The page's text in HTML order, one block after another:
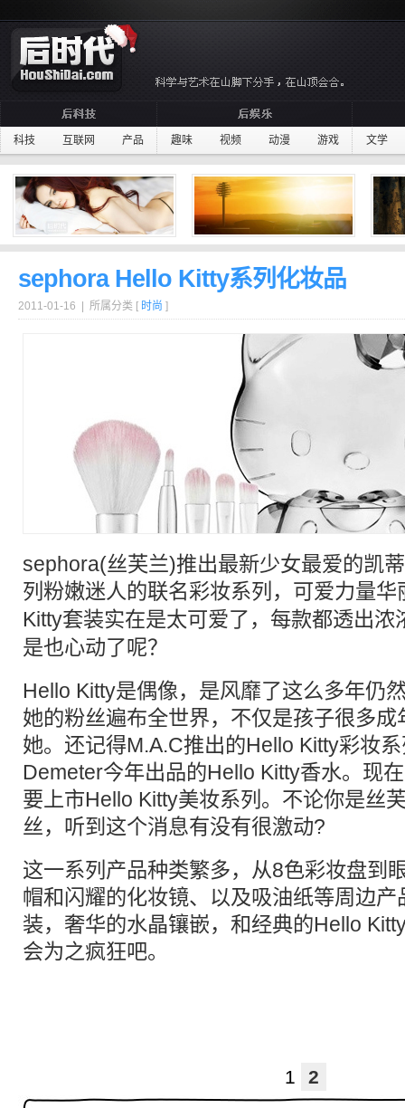
科技 互联网 产品 趣味 视频 动漫 游戏 文学
sephora Hello Kitty系列化妆品
2011-01-16 | 所属分类 [ 时尚 ]
sephora(丝芙兰)推出最新少女最爱的凯
列粉嫩迷人的联名彩妆系列， 可爱力量华
Kitty套装实在是太可爱了，每款都透出浓
是也心动了呢？
Hello Kitty是偶像，是风靡了这么多年仍
她的粉丝遍布全世界，不仅是孩子很多
她。还记得M.A.C推出的Hello Kitty彩妆
Demeter今年出品的Hello Kitty香水。现
要上市Hello Kitty美妆系列。不论你是丝
丝，听到这个消息有没有很激动?
这一系列产品种类繁多，从8色彩妆盘到
帽和闪耀的化妆镜、以及吸油纸等周边
装，奢华的水晶镶嵌，和经典的Hello
会为之疯狂吧。
1 2